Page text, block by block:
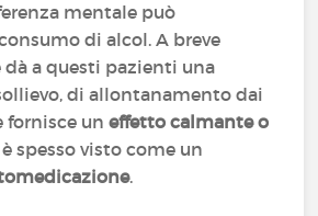
mentale può
di alcol. A breve
a questi pazienti una
di allontanamento dai
fornisce uneffetto calmante o
spesso visto come un
.